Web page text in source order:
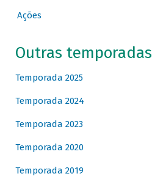
Ações
Outras temporadas
Temporada 2025
Temporada 2024
Temporada 2023
Temporada 2020
Temporada 2019